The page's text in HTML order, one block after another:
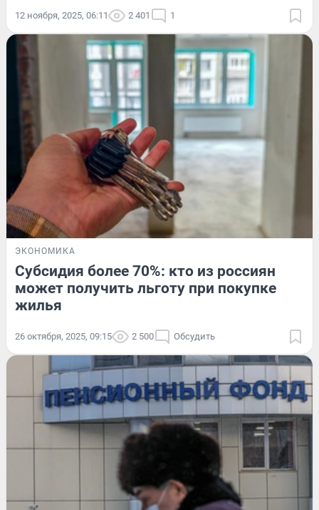
12 ноября, 2025, 06:11 2 401 1
ЭКОНОМИКА
Субсидия более 70%: кто из россиян
может получить льготу при покупке
жилья
26 октября, 2025, 09:15 2 500 Обсудить